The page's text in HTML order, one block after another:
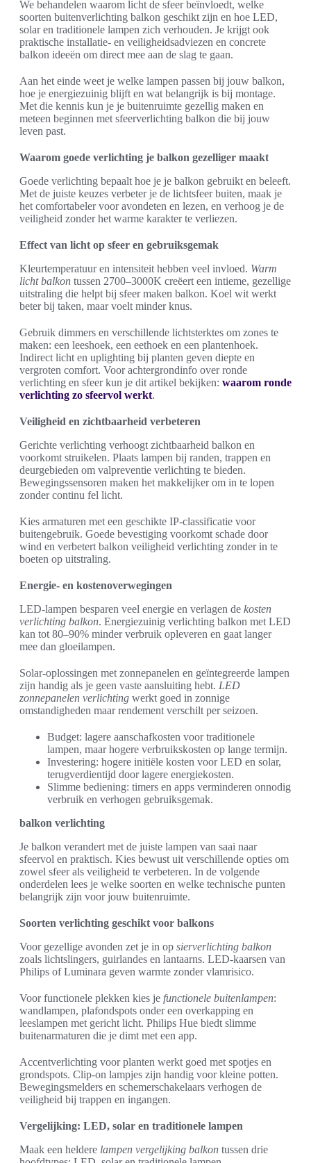
We behandelen waarom licht de sfeer beïnvloedt, welke
soorten buitenverlichting balkon geschikt zijn en hoe LED,
solar en traditionele lampen zich verhouden. Je krijgt ook
praktische installatie- en veiligheidsadviezen en concrete
balkon ideeën om direct mee aan de slag te gaan.
Aan het einde weet je welke lampen passen bij jouw balkon,
hoe je energiezuinig blijft en wat belangrijk is bij montage.
Met die kennis kun je je buitenruimte gezellig maken en
meteen beginnen met sfeerverlichting balkon die bij jouw
leven past.
Waarom goede verlichting je balkon gezelliger maakt
Goede verlichting bepaalt hoe je je balkon gebruikt en beleeft.
Met de juiste keuzes verbeter je de lichtsfeer buiten, maak je
het comfortabeler voor avondeten en lezen, en verhoog je de
veiligheid zonder het warme karakter te verliezen.
Effect van licht op sfeer en gebruiksgemak
Kleurtemperatuur en intensiteit hebben veel invloed. Warm
licht balkon tussen 2700–3000K creëert een intieme, gezellige
uitstraling die helpt bij sfeer maken balkon. Koel wit werkt
beter bij taken, maar voelt minder knus.
Gebruik dimmers en verschillende lichtsterktes om zones te
maken: een leeshoek, een eethoek en een plantenhoek.
Indirect licht en uplighting bij planten geven diepte en
vergroten comfort. Voor achtergrondinfo over ronde
verlichting en sfeer kun je dit artikel bekijken: waarom ronde
verlichting zo sfeervol werkt.
Veiligheid en zichtbaarheid verbeteren
Gerichte verlichting verhoogt zichtbaarheid balkon en
voorkomt struikelen. Plaats lampen bij randen, trappen en
deurgebieden om valpreventie verlichting te bieden.
Bewegingssensoren maken het makkelijker om in te lopen
zonder continu fel licht.
Kies armaturen met een geschikte IP-classificatie voor
buitengebruik. Goede bevestiging voorkomt schade door
wind en verbetert balkon veiligheid verlichting zonder in te
boeten op uitstraling.
Energie- en kostenoverwegingen
LED-lampen besparen veel energie en verlagen de kosten
verlichting balkon. Energiezuinig verlichting balkon met LED
kan tot 80–90% minder verbruik opleveren en gaat langer
mee dan gloeilampen.
Solar-oplossingen met zonnepanelen en geïntegreerde lampen
zijn handig als je geen vaste aansluiting hebt. LED
zonnepanelen verlichting werkt goed in zonnige
omstandigheden maar rendement verschilt per seizoen.
Budget: lagere aanschafkosten voor traditionele
lampen, maar hogere verbruikskosten op lange termijn.
Investering: hogere initiële kosten voor LED en solar,
terugverdientijd door lagere energiekosten.
Slimme bediening: timers en apps verminderen onnodig
verbruik en verhogen gebruiksgemak.
balkon verlichting
Je balkon verandert met de juiste lampen van saai naar
sfeervol en praktisch. Kies bewust uit verschillende opties om
zowel sfeer als veiligheid te verbeteren. In de volgende
onderdelen lees je welke soorten en welke technische punten
belangrijk zijn voor jouw buitenruimte.
Soorten verlichting geschikt voor balkons
Voor gezellige avonden zet je in op sierverlichting balkon
zoals lichtslingers, guirlandes en lantaarns. LED-kaarsen van
Philips of Luminara geven warmte zonder vlamrisico.
Voor functionele plekken kies je functionele buitenlampen:
wandlampen, plafondspots onder een overkapping en
leeslampen met gericht licht. Philips Hue biedt slimme
buitenarmaturen die je dimt met een app.
Accentverlichting voor planten werkt goed met spotjes en
grondspots. Clip-on lampjes zijn handig voor kleine potten.
Bewegingsmelders en schemerschakelaars verhogen de
veiligheid bij trappen en ingangen.
Vergelijking: LED, solar en traditionele lampen
Maak een heldere lampen vergelijking balkon tussen drie